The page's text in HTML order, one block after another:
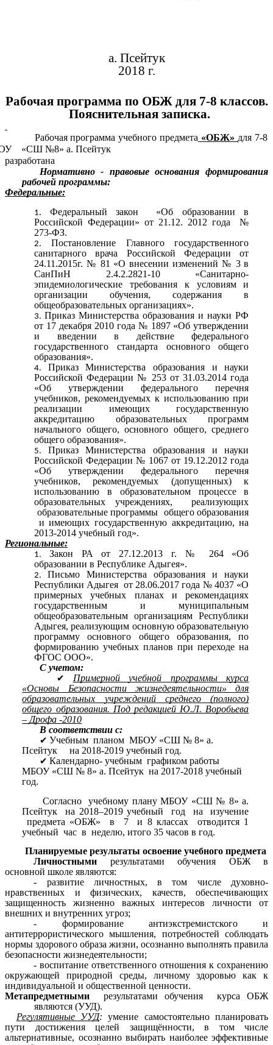
а. Псейтук
2018 г.
Рабочая программа по ОБЖ для 7-8 классов.
Пояснительная записка.
Рабочая программа учебного предмета «ОБЖ» для 7-8
«СШ №8» а. Псейтук
разработана
Нормативно - правовые основания формирования
рабочей программы:
Федеральные:
Федеральный закон «Об образовании в
Российской Федерации» от 21.12. 2012 года №
273-ФЗ.
Постановление Главного государственного
санитарного врача Российской Федерации от
24.11.2015г. № 81 «О внесении изменений № 3 в
СанПиН 2.4.2.2821-10 «Санитарно-
эпидемиологические требования к условиям и
организации обучения, содержания в
общеобразовательных организациях».
Приказ Министерства образования и науки РФ
от 17 декабря 2010 года № 1897 «Об утверждении
и введении в действие федерального
государственного стандарта основного общего
образования».
Приказ Министерства образования и науки
Российской Федерации № 253 от 31.03.2014 года
«Об утверждении федерального перечня
учебников, рекомендуемых к использованию при
реализации имеющих государственную
аккредитацию образовательных программ
начального общего, основного общего, среднего
общего образования».
Приказ Министерства образования и науки
Российской Федерации № 1067 от 19.12.2012 года
«Об утверждении федерального перечня
учебников, рекомендуемых (допущенных) к
использованию в образовательном процессе в
образовательных учреждениях, реализующих
образовательные программы общего образования
и имеющих государственную аккредитацию, на
2013-2014 учебный год».
Региональные:
Закон РА от 27.12.2013 г. № 264 «Об
образовании в Республике Адыгея».
Письмо Министерства образования и науки
Республики Адыгея от 28.06.2017 года № 4037 «О
примерных учебных планах и рекомендациях
государственным и муниципальным
общеобразовательным организациям Республики
Адыгея, реализующим основную образовательную
программу основного общего образования, по
формированию учебных планов при переходе на
ФГОС ООО».
С учетом:
Примерной учебной программы курса
«Основы Безопасности жизнедеятельности» для
образовательных учреждений среднего (полного)
общего образования. Под редакцией Ю.Л. Воробьева
– Дрофа -2010
В соответствии с:
Учебным планом МБОУ «СШ № 8» а.
Псейтук на 2018-2019 учебный год.
Календарно- учебным графиком работы
МБОУ «СШ № 8» а. Псейтук на 2017-2018 учебный
год.
Согласно учебному плану МБОУ «СШ № 8» а.
Псейтук на 2018–2019 учебный год на изучение
предмета «ОБЖ» в 7 и 8 классах отводится 1
учебный час в неделю, итого 35 часов в год.
Планируемые результаты освоение учебного предмета
Личностными результатами обучения ОБЖ в
основной школе являются:
- развитие личностных, в том числе духовно-
нравственных и физических, качеств, обеспечивающих
защищенность жизненно важных интересов личности от
внешних и внутренних угроз;
- формирование антиэкстремистского и
антитеррористического мышления, потребностей соблюдать
нормы здорового образа жизни, осознанно выполнять правила
безопасности жизнедеятельности;
- воспитание ответственного отношения к сохранению
окружающей природной среды, личному здоровью как к
индивидуальной и общественной ценности.
Метапредметными результатами обучения курса ОБЖ
являются (УУД).
Регулятивные УУД: умение самостоятельно планировать
пути достижения целей защищённости, в том числе
альтернативные, осознанно выбирать наиболее эффективные